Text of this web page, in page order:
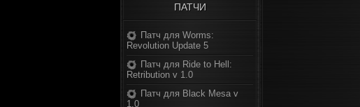
ПАТЧИ
Патч для Worms:
Revolution Update 5
Патч для Ride to Hell:
Retribution v 1.0
Патч для Black Mesa v
1.0